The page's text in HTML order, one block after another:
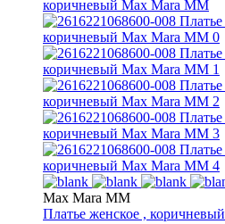
Max Mara MM
Платье женское , коричневый